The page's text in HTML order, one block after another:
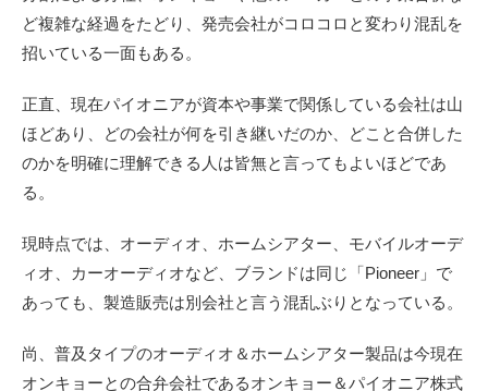
ど複雑な経過をたどり、発売会社がコロコロと変わり混乱を
招いている一面もある。
正直、現在パイオニアが資本や事業で関係している会社は山
ほどあり、どの会社が何を引き継いだのか、どこと合併した
のかを明確に理解できる人は皆無と言ってもよいほどであ
る。
現時点では、オーディオ、ホームシアター、モバイルオーデ
ィオ、カーオーディオなど、ブランドは同じ「Pioneer」で
あっても、製造販売は別会社と言う混乱ぶりとなっている。
尚、普及タイプのオーディオ＆ホームシアター製品は今現在
オンキョーとの合弁会社であるオンキョー＆パイオニア株式